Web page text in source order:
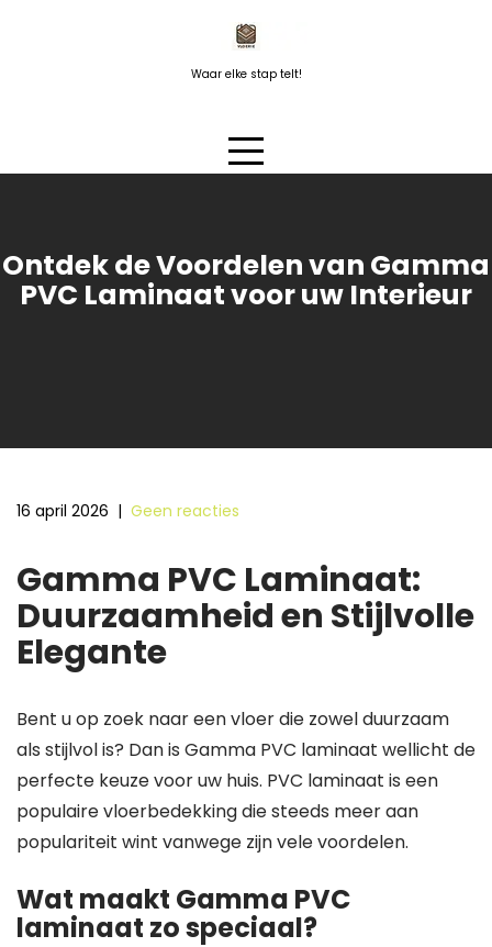
Waar elke stap telt!
Ontdek de Voordelen van Gamma
PVC Laminaat voor uw Interieur
16 april 2026 | Geen reacties
Gamma PVC Laminaat:
Duurzaamheid en Stijlvolle
Elegante
Bent u op zoek naar een vloer die zowel duurzaam
als stijlvol is? Dan is Gamma PVC laminaat wellicht de
perfecte keuze voor uw huis. PVC laminaat is een
populaire vloerbedekking die steeds meer aan
populariteit wint vanwege zijn vele voordelen.
Wat maakt Gamma PVC
laminaat zo speciaal?